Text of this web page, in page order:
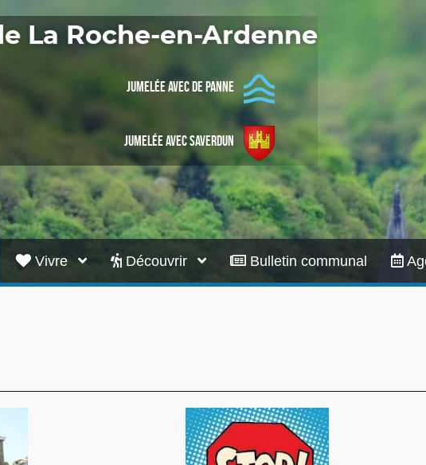
La Roche-en-Ardenne
Jumelée avec De Panne
Jumelée avec Saverdun
Vivre Découvrir Bulletin communal